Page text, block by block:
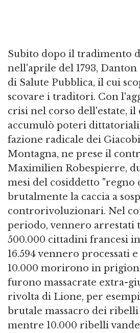
Subito dopo il tradimento
nell'aprile del 1793,
di Salute Pubblica, il cui
scovare i traditori. Con
crisi nel corso dell'estate, il
accumulò poteri
fazione radicale dei
Montagna, ne prese il
Maximilien Robespierre,
mesi del cosiddetto "regno
brutalmente la caccia a
controrivoluzionari. Nel
periodo, vennero arrestati
500.000 cittadini francesi
16.594 vennero processati
10.000 morirono in
furono massacrate extra-
rivolta di Lione, per
brutale massacro dei
mentre 10.000 ribelli